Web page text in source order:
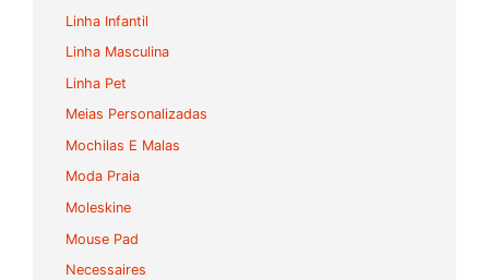
Linha Infantil
Linha Masculina
Linha Pet
Meias Personalizadas
Mochilas E Malas
Moda Praia
Moleskine
Mouse Pad
Necessaires